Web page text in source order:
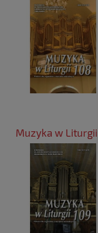
Muzyka w